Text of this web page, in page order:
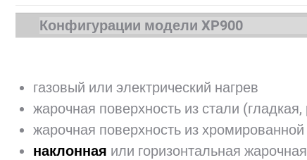
Конфигурации модели XP900
газовый или электрический нагрев
жарочная поверхность из стали
жарочная поверхность из
наклонная или горизонтальная